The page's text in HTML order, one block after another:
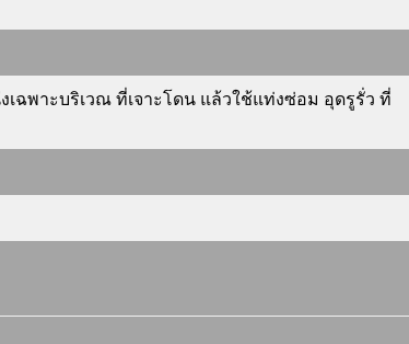
ฉพาะบริเวณ ที่เจาะโดน แล้วใช้แท่งซ่อม อุดรูรั่ว ที่